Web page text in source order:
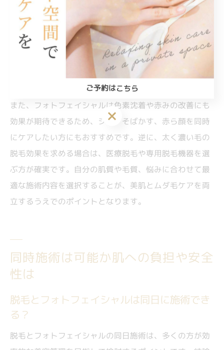
フォトフェイシャルは幅広い肌質に対応可能ですが、特
に産毛や細い毛が気になる方、色ムラや赤み、くすみな
ど複合的な肌悩みを持つ方に適しています。メラニン色
素が少ない毛や、敏感肌・乾燥肌の方でも比較的安全に
受けられる施術ですが、日焼け直後や重度の炎症がある
場合は施術を避ける必要があります。
また、フォトフェイシャルは色素沈着や赤みの改善にも
効果が期待できるため、シミ・そばかす、赤ら顔を同時
にケアしたい方にもおすすめです。逆に、太く濃い毛の
脱毛効果を求める場合は、医療脱毛や専用脱毛機器を選
ぶ方が確実です。自分の肌質や毛質、悩みに合わせて最
適な施術内容を選択することが、美肌とムダ毛ケアを両
立するうえでのポイントとなります。
同時施術は可能か肌への負担や安全
性は
脱毛とフォトフェイシャルは同日に施術でき
る？
脱毛とフォトフェイシャルの同日施術は、多くの方が効
ご予約はこちら
ご予約はこちら